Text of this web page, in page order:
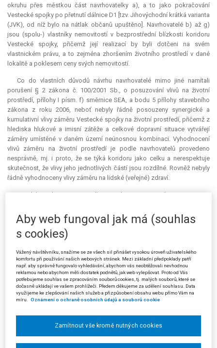
okruhu přes městkou část navrhovatelky a), a to jako pokračování
Vestecké spojky po přetnutí dálnice D1 [tzv. Jihovýchodní krátká varianta
(JVK), od níž bylo na nátlak občanů upuštěno]. Navrhovatelé b) až g)
jsou (spolu-) vlastníky nemovitostí v bezprostřední blízkosti koridoru
Vestecké spojky, přičemž její realizací by byli dotčeni na svém
vlastnickém právu, a to zejména zhoršením životního prostředí v dané
lokalitě a poklesem ceny svých nemovitostí.
Co do vlastních důvodů návrhu navrhovatelé mimo jiné namítali
porušení § 2 zákona č. 100/2001 Sb., o posuzování vlivů na životní
prostředí, přílohy I písm. f) směrnice SEA, a bodu 5 přílohy stavebního
zákona z roku 2006, neboť nebyly řádně posouzeny synergické a
kumulativní vlivy záměru Vestecké spojky na životní prostředí, přičemž z
hlediska hlukové a imisní zátěže a celkové dopravní situace vytvářejí
záměry umístěné v daném území neúnosnou kombinaci. Vyhodnocení
vlivů záměru na životní prostředí je podle navrhovatelů provedeno
nesprávně, mj. i proto, že se týká koridoru jako celku a nerespektuje
skutečnost, že vlivy jeho jednotlivých částí jsou rozdílné. Rovněž nebyly
řádně vyhodnoceny vlivy záměru na lidské (veřejné) zdraví.
Krajský soud v Praze rozsudkem ze dne 26. 2. 2013, čj. 50 A 24/2012-
napadenou část opatření obecné povahy. Z námitek uplatněných v
návrhu shledal důvodnými námitku nedostatečného posouzení
kumulativních a synergických vlivů a námitku nevyhodnocení vlivů na
pro zrušení napadené části opatření obecné povahy i bez nařízení
jednání podle § 76 odst. 1 písm. b) s. ř. s.; ostatní námitky vyhodnotil
jako nedůvodné.
V odůvodnění rozsudku vyšel z § 101a s. ř. s. a dospěl k závěru, že
navrhovatelce a) nesvědčí aktivní procesní legitimace k podání návrhu,
toliko proti opatření obecné povahy vydanému hlavním městem Prahou.
Ohledně aktivní procesní legitimace ostatních navrhovatelů poukázal na
Aby web fungoval jak má (souhlas
s cookies)
Vážený návštěvníku, snažíme se ze všech sil přinášet vysokou úroveň uživatelského
komfortu při používání našich webových stránek. Mezi základní předpoklady patří
např. aby správně fungovalo vyhledávání, abychom vás neobtěžovali nevhodnou
reklamou nebo abychom měli dostatek podnětů, jak web vylepšovat. Proto od Vás
potřebujeme souhlas se zpracováním souborů cookies, tj. malých souborů, které se
dočasně ukládají ve vašem prohlížeči. Předem děkujeme za udělení souhlasu. Data
využijeme ke zlepšování našich služeb a přizpůsobení obsahu webu přímo Vám na
míru. Oznámení o ochraně osobních údajů a souborů cookie
Zamítnout vše kromě nutných cookies